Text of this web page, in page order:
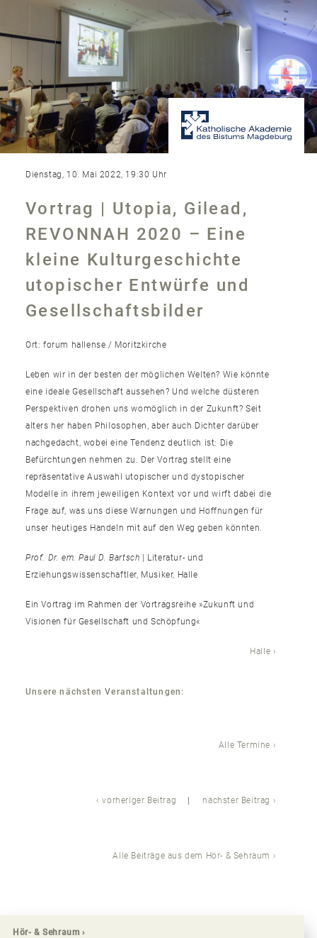
Dienstag, 10. Mai 2022, 19:30 Uhr
Vortrag | Utopia, Gilead,
REVONNAH 2020 – Eine
kleine Kulturgeschichte
utopischer Entwürfe und
Gesellschaftsbilder
Ort: forum hallense / Moritzkirche
Leben wir in der besten der möglichen Welten? Wie könnte
eine ideale Gesellschaft aussehen? Und welche düsteren
Perspektiven drohen uns womöglich in der Zukunft? Seit
alters her haben Philosophen, aber auch Dichter darüber
nachgedacht, wobei eine Tendenz deutlich ist: Die
Befürchtungen nehmen zu. Der Vortrag stellt eine
repräsentative Auswahl utopischer und dystopischer
Modelle in ihrem jeweiligen Kontext vor und wirft dabei die
Frage auf, was uns diese Warnungen und Hoffnungen für
unser heutiges Handeln mit auf den Weg geben könnten.
Prof. Dr. em. Paul D. Bartsch
| Literatur- und
Erziehungswissenschaftler, Musiker, Halle
Ein Vortrag im Rahmen der Vortragsreihe »Zukunft und
Visionen für Gesellschaft und Schöpfung«
Halle
Unsere nächsten Veranstaltungen:
Alle Termine
vorheriger Beitrag nächster Beitrag
Alle Beiträge aus dem Hör- & Sehraum
Hör- & Sehraum